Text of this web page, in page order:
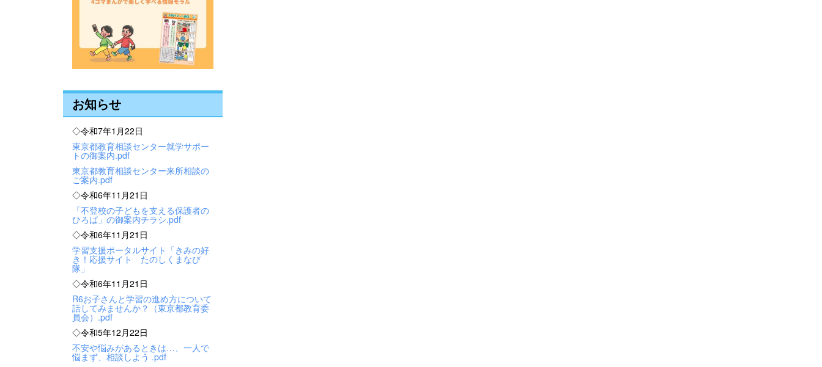
お知らせ
◇令和7年1月22日
東京都教育相談センター就学サポー
トの御案内.pdf
東京都教育相談センター来所相談の
ご案内.pdf
◇令和6年11月21日
「不登校の子どもを支える保護者の
ひろば」の御案内チラシ.pdf
◇令和6年11月21日
学習支援ポータルサイト「きみの好
き！応援サイト たのしくまなび
隊」
◇令和6年11月21日
R6お子さんと学習の進め方について
話してみませんか？（東京都教育委
員会）.pdf
◇令和5年12月22日
不安や悩みがあるときは…、一人で
悩まず、相談しよう .pdf